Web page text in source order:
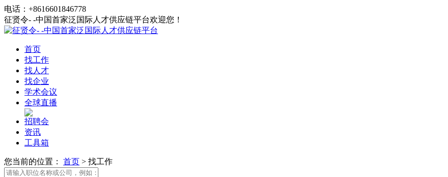
电话：+8616601846778
征贤令- -中国首家泛国际人才供应链平台欢迎您！
首页
找工作
找人才
找企业
学术会议
全球直播
招聘会
资讯
工具箱
您当前的位置： 首页 > 找工作